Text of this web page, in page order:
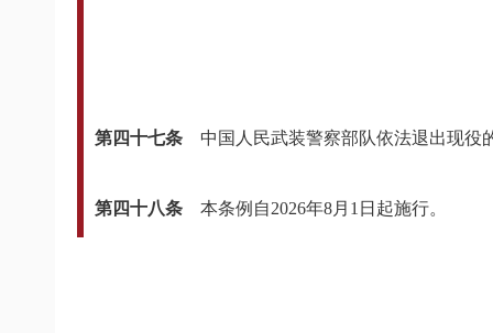
第四十七条 中国人民武装警察部队依法退出现役
第四十八条 本条例自2026年8月1日起施行。